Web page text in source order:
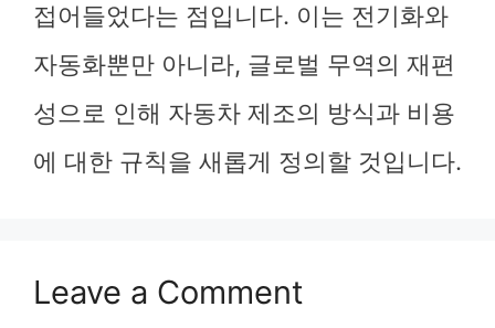
접어들었다는 점입니다. 이는 전기화와
자동화뿐만 아니라, 글로벌 무역의 재편
성으로 인해 자동차 제조의 방식과 비용
에 대한 규칙을 새롭게 정의할 것입니다.
Leave a Comment